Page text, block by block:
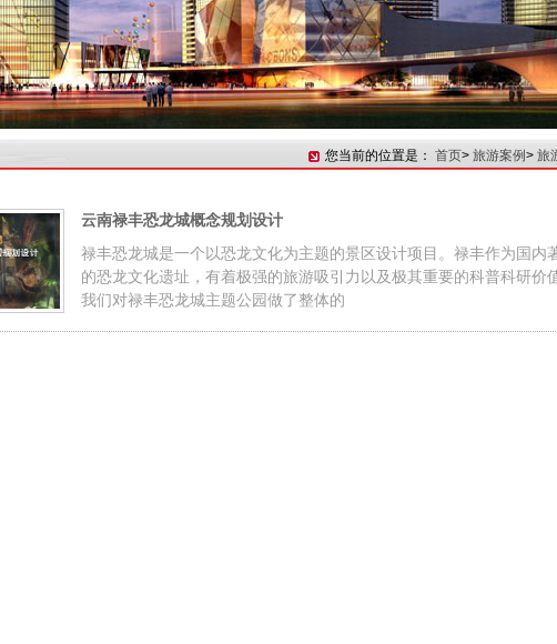
您当前的位置是： 首页> 旅游案例> 旅
云南禄丰恐龙城概念规划设计
禄丰恐龙城是一个以恐龙文化为主题的景区设计项目。禄丰作为国内
的恐龙文化遗址，有着极强的旅游吸引力以及极其重要的科普科研价值
我们对禄丰恐龙城主题公园做了整体的